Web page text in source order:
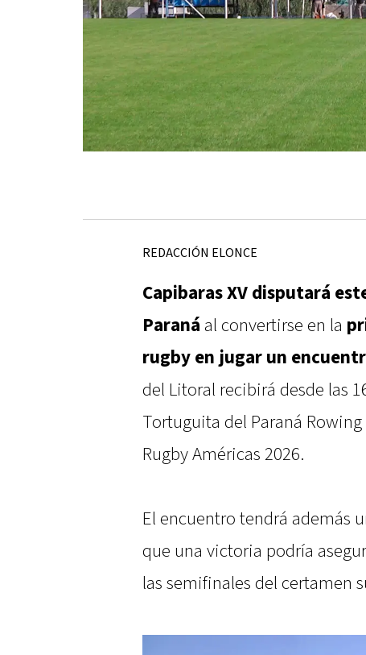
REDACCIÓN ELONCE
Capibaras XV disputará
Paraná al convertirse en la
rugby en jugar un
del Litoral recibirá desde las
Tortuguita del Paraná
Rugby Américas 2026.
El encuentro tendrá además
que una victoria podría
las semifinales del certamen